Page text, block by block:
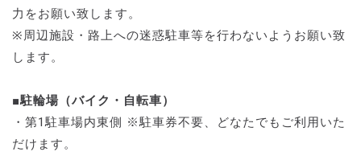
力をお願い致します。
※周辺施設・路上への迷惑駐車等を行わないようお願い致
します。
■駐輪場（バイク・自転車）
・第1駐車場内東側 ※駐車券不要、どなたでもご利用いた
だけます。